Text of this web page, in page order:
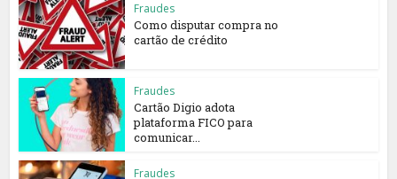
Fraudes
Como disputar compra no
cartão de crédito
Fraudes
Cartão Digio adota
plataforma FICO para
comunicar...
Fraudes